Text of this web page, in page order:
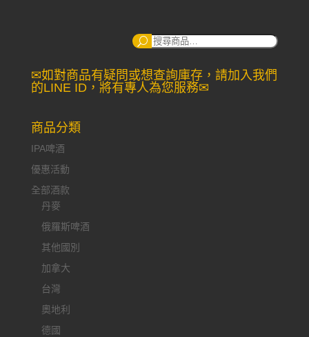
搜
✉如對商品有疑問或想查詢庫存，請加入我們
的LINE ID，將有專人為您服務✉
商品分類
IPA啤酒
優惠活動
全部酒款
丹麥
俄羅斯啤酒
其他國別
加拿大
台灣
奧地利
德國